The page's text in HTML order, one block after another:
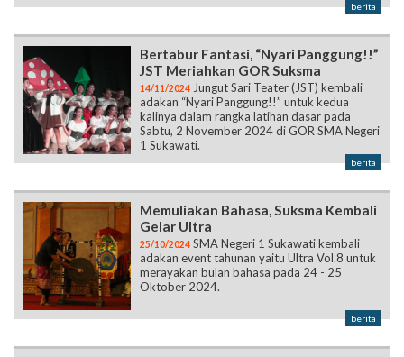
berita
Bertabur Fantasi, “Nyari Panggung!!”
JST Meriahkan GOR Suksma
14/11/2024 Jungut Sari Teater (JST) kembali
adakan “Nyari Panggung!!” untuk kedua
kalinya dalam rangka latihan dasar pada
Sabtu, 2 November 2024 di GOR SMA Negeri
1 Sukawati.
berita
Memuliakan Bahasa, Suksma Kembali
Gelar Ultra
25/10/2024 SMA Negeri 1 Sukawati kembali
adakan event tahunan yaitu Ultra Vol.8 untuk
merayakan bulan bahasa pada 24 - 25
Oktober 2024.
berita